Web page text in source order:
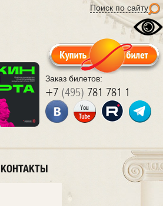
Поиск по сайту
Заказ билетов:
+7 (495) 781 781 1
КОНТАКТЫ